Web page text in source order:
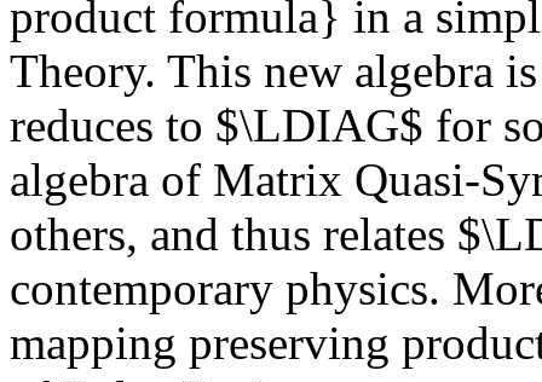
product formula} in a
Theory. This new algebra
reduces to $\LDIAG$ for
algebra of Matrix Quasi-
others, and thus relates
contemporary physics.
mapping preserving